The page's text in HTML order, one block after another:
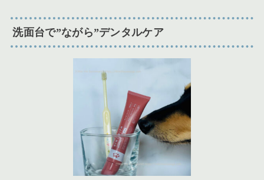
洗面台で”ながら”デンタルケア